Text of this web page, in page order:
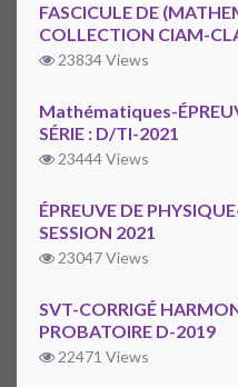
FASCICULE DE
COLLECTION CIAM-
23834 Views
Mathématiques-
SÉRIE : D/TI-2021
23444 Views
ÉPREUVE DE
SESSION 2021
23047 Views
SVT-CORRIGÉ
PROBATOIRE D-2019
22471 Views